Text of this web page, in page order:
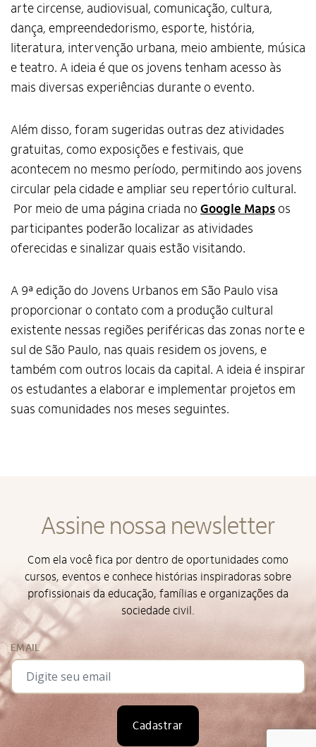
Alto Contraste
Privacidade
arte circense, audiovisual, comunicação, cultura,
dança, empreendedorismo, esporte, história,
literatura, intervenção urbana, meio ambiente, música
e teatro. A ideia é que os jovens tenham acesso às
mais diversas experiências durante o evento.
Além disso, foram sugeridas outras dez atividades
gratuitas, como exposições e festivais, que
acontecem no mesmo período, permitindo aos jovens
circular pela cidade e ampliar seu repertório cultural.
Por meio de uma página criada no Google Maps os
participantes poderão localizar as atividades
oferecidas e sinalizar quais estão visitando.
A 9ª edição do Jovens Urbanos em São Paulo visa
proporcionar o contato com a produção cultural
existente nessas regiões periféricas das zonas norte e
sul de São Paulo, nas quais residem os jovens, e
também com outros locais da capital. A ideia é inspirar
os estudantes a elaborar e implementar projetos em
suas comunidades nos meses seguintes.
Assine nossa newsletter
Com ela você fica por dentro de oportunidades como
cursos, eventos e conhece histórias inspiradoras sobre
profissionais da educação, famílias e organizações da
sociedade civil.
EMAIL
Cadastrar